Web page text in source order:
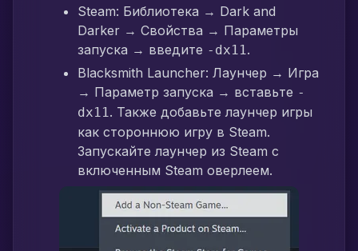
Steam: Библиотека → Dark and
Darker → Свойства → Параметры
запуска → введите -dx11.
Blacksmith Launcher: Лаунчер → Игра
→ Параметр запуска → вставьте -
dx11. Также добавьте лаунчер игры
как стороннюю игру в Steam.
Запускайте лаунчер из Steam с
включенным Steam оверлеем.